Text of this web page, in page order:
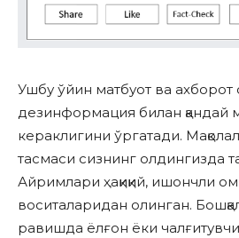
Ушбу ўйин матбуот ва
дезинформация билан қандай
кераклигини ўргатади.
тасмаси сизнинг олдингизда
Айримлари ҳақиқий, ишончли
воситаларидан олинган.
равишда ёлғон ёки